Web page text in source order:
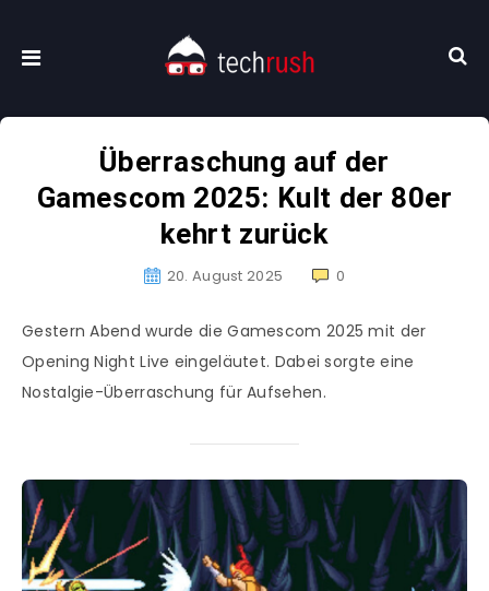
Überraschung auf der
Gamescom 2025: Kult der 80er
kehrt zurück
20. August 2025 0
Gestern Abend wurde die Gamescom 2025 mit der
Opening Night Live eingeläutet. Dabei sorgte eine
Nostalgie-Überraschung für Aufsehen.